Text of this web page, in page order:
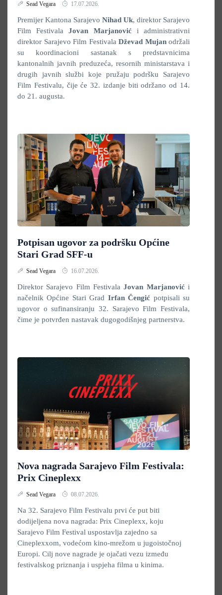
Sead Vegara 17.07.2026.
Premijer Kantona Sarajevo Nihad Uk, direktor Sarajevo
Film FestivalaJovan Marjanović i administrativni
direktor Sarajevo Film Festivala Dževad Mujanodržali
su koordinacioni sastanak s predstavnicima
kantonalnih javnih preduzeća, resornih ministarstava i
drugih javnih službi koje pružaju podršku Sarajevo
Film Festivalu, čije će 32. izdanje biti održano od 14.
do 21. augusta.
Potpisan ugovor za podršku Općine
Stari Grad SFF-u
Sead Vegara 16.07.2026.
Direktor Sarajevo Film FestivalaJovan Marjanović i
načelnik Općine Stari Grad Irfan Čengić potpisali su
ugovor o sufinansiranju 32. Sarajevo Film Festivala,
čime je potvrđen nastavak dugogodišnjeg partnerstva.
Nova nagrada Sarajevo Film Festivala:
Prix Cineplexx
Sead Vegara 08.07.2026.
Na 32. Sarajevo Film Festivalu prvi će put biti
dodijeljena nova nagrada: Prix Cineplexx, koju
Sarajevo Film Festival uspostavlja zajedno sa
Cineplexxom, vodećom kino-mrežom u jugoistočnoj
Europi. Cilj nove nagrade je ojačati vezu između
festivalskog priznanja i uspjeha filma u kinima.